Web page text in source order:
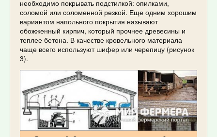
необходимо покрывать подстилкой: опилками,
соломой или соломенной резкой. Еще одним хорошим
вариантом напольного покрытия называют
обожженный кирпич, который прочнее древесины и
теплее бетона. В качестве кровельного материала
чаще всего используют шифер или черепицу (рисунок
3).